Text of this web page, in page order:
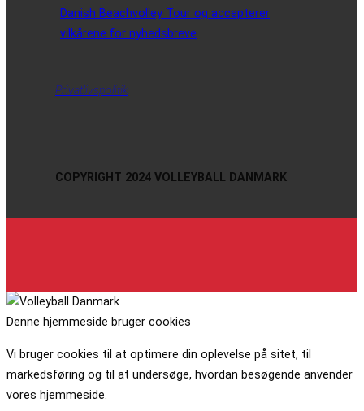
Danish Beachvolley Tour og accepterer
vilkårene for nyhedsbreve
Privatlivspolitik
COPYRIGHT 2024 VOLLEYBALL DANMARK
Denne hjemmeside bruger cookies
Vi bruger cookies til at optimere din oplevelse på sitet, til
markedsføring og til at undersøge, hvordan besøgende anvender
vores hjemmeside.